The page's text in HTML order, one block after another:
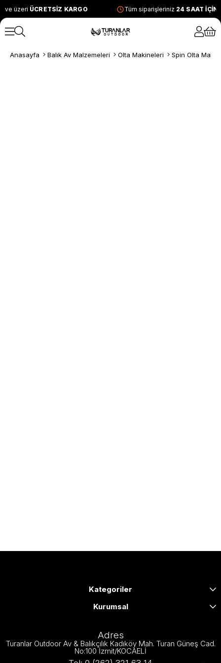
ve üzeri ÜCRETSİZ KARGO Tüm siparişleriniz 24 SAAT
Anasayfa Balık Av Malzemeleri Olta Makineleri Spin Olta
Kategoriler
Kurumsal
Adres
Turanlar Outdoor Av & Balıkçılık Kadıköy Mah. Turan Güneş Cad.
No:100 İzmit/KOCAELİ